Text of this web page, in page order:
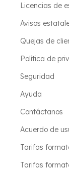
Licencias de
Avisos
Quejas de
Política de
Seguridad
Ayuda
Contáctanos
Acuerdo de
Tarifas
Tarifas